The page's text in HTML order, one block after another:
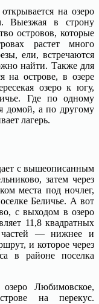
на озеро
Выезжая в строну
островов, которые
растет много
ели, встречаются
найти. Также для
на острове, в озере
озеро к югу,
Где по одному
домой, а по другому
лагерь.
с вышеописанным
затем через
места под ночлег,
Беличье. А вот
с выходом в озеро
11,8 квадратных
частей — нижнее и
и которое через
в районе поселка
Любимовское,
на перекус.